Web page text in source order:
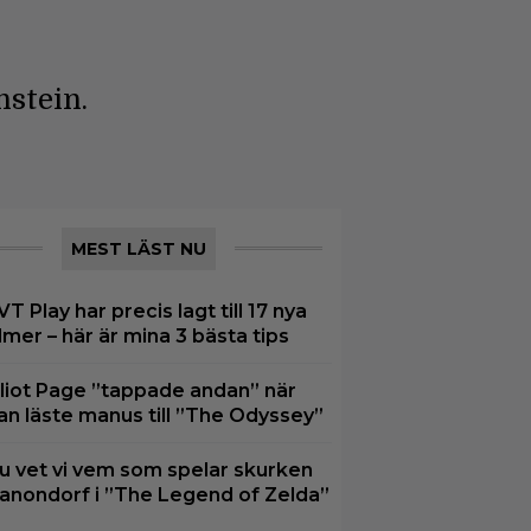
MEST LÄST NU
Play har precis lagt till 17 nya
– här är mina 3 bästa tips
Page ”tappade andan” när
läste manus till ”The Odyssey”
vet vi vem som spelar skurken
i ”The Legend of Zelda”